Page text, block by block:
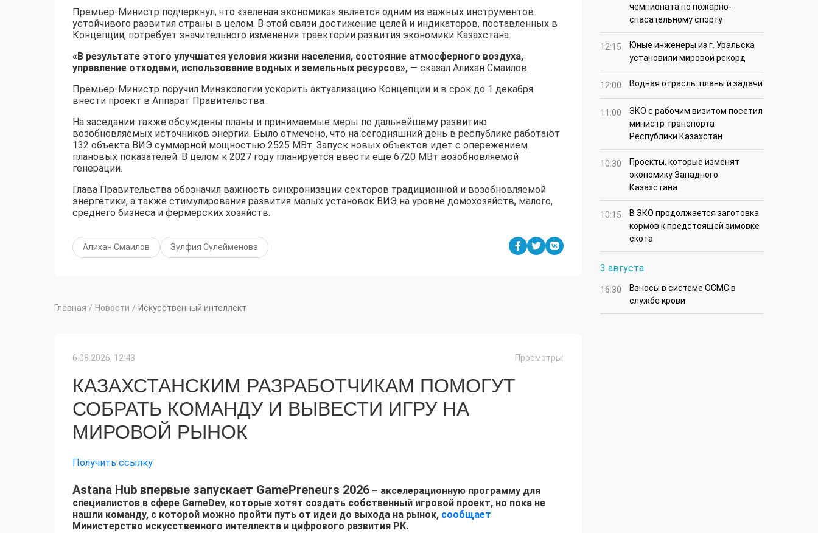
Премьер-Министр подчеркнул, что «зеленая экономика» является одним из важных инструментов
устойчивого развития страны в целом. В этой связи достижение целей и индикаторов, поставленных в
Концепции, потребует значительного изменения траектории развития экономики Казахстана.
«В результате этого улучшатся условия жизни населения, состояние атмосферного воздуха,
управление отходами, использование водных и земельных ресурсов», — сказал Алихан Смаилов.
Премьер-Министр поручил Минэкологии ускорить актуализацию Концепции и в срок до 1 декабря
внести проект в Аппарат Правительства.
На заседании также обсуждены планы и принимаемые меры по дальнейшему развитию
возобновляемых источников энергии. Было отмечено, что на сегодняшний день в республике работают
132 объекта ВИЭ суммарной мощностью 2525 МВт. Запуск новых объектов идет с опережением
плановых показателей. В целом к 2027 году планируется ввести еще 6720 МВт возобновляемой
генерации.
Глава Правительства обозначил важность синхронизации секторов традиционной и возобновляемой
энергетики, а также стимулирования развития малых установок ВИЭ на уровне домохозяйств, малого,
среднего бизнеса и фермерских хозяйств.
Алихан Смаилов Зүлфия Сүлейменова
Главная / Новости / Искусственный интеллект
6.08.2026, 12:43 Просмотры:
КАЗАХСТАНСКИМ РАЗРАБОТЧИКАМ ПОМОГУТ
СОБРАТЬ КОМАНДУ И ВЫВЕСТИ ИГРУ НА
МИРОВОЙ РЫНОК
Получить ссылку
Astana Hub впервые запускает GamePreneurs 2026 – акселерационную программу для
специалистов в сфере GameDev, которые хотят создать собственный игровой проект, но пока не
нашли команду, с которой можно пройти путь от идеи до выхода на рынок, сообщает
Министерство искусственного интеллекта и цифрового развития РК.
чемпионата по пожарно-
спасательному спорту
12:15
Юные инженеры из г. Уральска
установили мировой рекорд
12:00 Водная отрасль: планы и задачи
11:00
ЗКО с рабочим визитом посетил
министр транспорта
Республики Казахстан
10:30
Проекты, которые изменят
экономику Западного
Казахстана
10:15
В ЗКО продолжается заготовка
кормов к предстоящей зимовке
скота
3 августа
16:30
Взносы в системе ОСМС в
службе крови